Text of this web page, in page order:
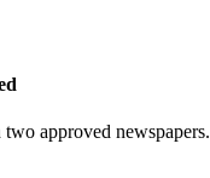
approved newspapers.